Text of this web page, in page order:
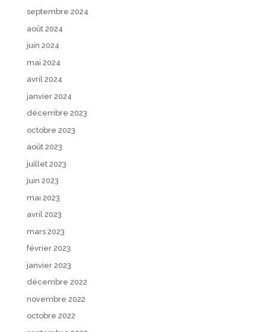
septembre 2024
août 2024
juin 2024
mai 2024
avril 2024
janvier 2024
décembre 2023
octobre 2023
août 2023
juillet 2023
juin 2023
mai 2023
avril 2023
mars 2023
février 2023
janvier 2023
décembre 2022
novembre 2022
octobre 2022